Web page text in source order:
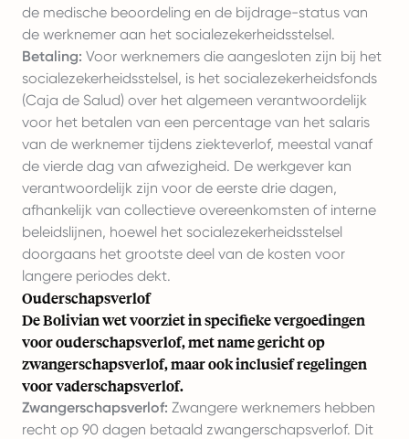
de medische beoordeling en de bijdrage-status van
de werknemer aan het socialezekerheidsstelsel.
Betaling: Voor werknemers die aangesloten zijn bij het
socialezekerheidsstelsel, is het socialezekerheidsfonds
(Caja de Salud) over het algemeen verantwoordelijk
voor het betalen van een percentage van het salaris
van de werknemer tijdens ziekteverlof, meestal vanaf
de vierde dag van afwezigheid. De werkgever kan
verantwoordelijk zijn voor de eerste drie dagen,
afhankelijk van collectieve overeenkomsten of interne
beleidslijnen, hoewel het socialezekerheidsstelsel
doorgaans het grootste deel van de kosten voor
langere periodes dekt.
Ouderschapsverlof
De Bolivian wet voorziet in specifieke vergoedingen
voor ouderschapsverlof, met name gericht op
zwangerschapsverlof, maar ook inclusief regelingen
voor vaderschapsverlof.
Zwangerschapsverlof: Zwangere werknemers hebben
recht op 90 dagen betaald zwangerschapsverlof. Dit